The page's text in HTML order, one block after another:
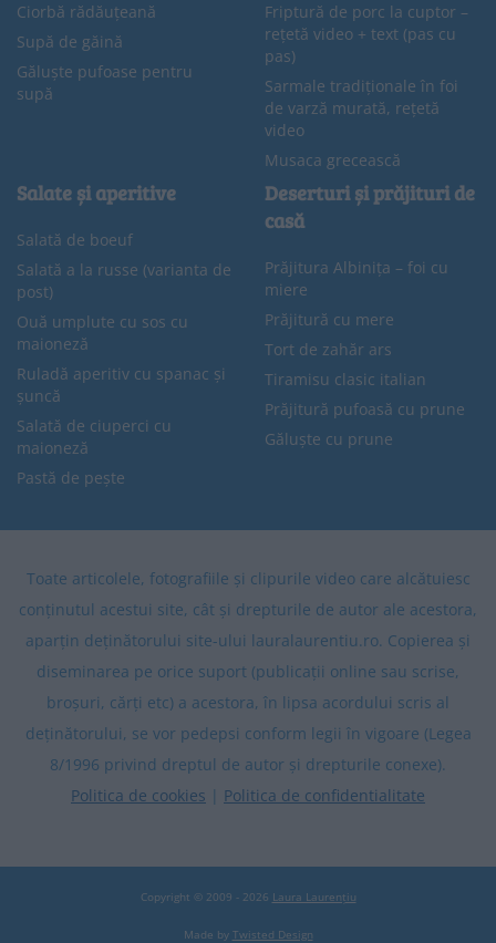
Ciorbă rădăuțeană
Supă de găină
Găluște pufoase pentru
supă
Friptură de porc la cuptor –
rețetă video + text (pas cu
pas)
Sarmale tradiționale în foi
de varză murată, rețetă
video
Musaca grecească
Salate și aperitive
Salată de boeuf
Salată a la russe (varianta de
post)
Ouă umplute cu sos cu
maioneză
Ruladă aperitiv cu spanac și
șuncă
Salată de ciuperci cu
maioneză
Pastă de pește
Deserturi și prăjituri de
casă
Prăjitura Albinița – foi cu
miere
Prăjitură cu mere
Tort de zahăr ars
Tiramisu clasic italian
Prăjitură pufoasă cu prune
Găluște cu prune
Toate articolele, fotografiile și clipurile video care alcătuiesc
conținutul acestui site, cât și drepturile de autor ale acestora,
aparțin deținătorului site-ului lauralaurentiu.ro. Copierea și
diseminarea pe orice suport (publicații online sau scrise,
broșuri, cărți etc) a acestora, în lipsa acordului scris al
deținătorului, se vor pedepsi conform legii în vigoare (Legea
8/1996 privind dreptul de autor și drepturile conexe).
Politica de cookies | Politica de confidentialitate
Copyright © 2009 - 2026 Laura Laurențiu
Made by Twisted Design